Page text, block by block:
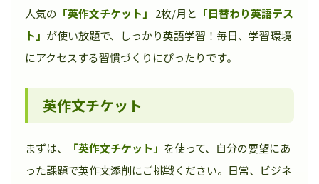
人気の 「英作文チケット」 2枚/月と 「日替わり英語テス
ト」 が使い放題で、しっかり英語学習！毎日、学習環境
にアクセスする習慣づくりにぴったりです。
英作文チケット
まずは、 「英作文チケット」 を使って、自分の要望にあ
った課題で英作文添削にご挑戦ください。日常、ビジネ